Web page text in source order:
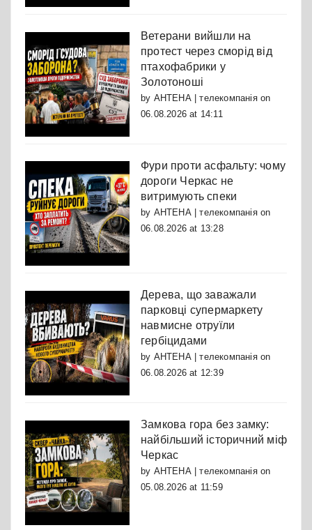
Ветерани вийшли на
протест через сморід від
птахофабрики у
Золотоноші
by АНТЕНА | телекомпаніяon
06.08.2026 at 14:11
Фури проти асфальту: чому
дороги Черкас не
витримують спеки
by АНТЕНА | телекомпаніяon
06.08.2026 at 13:28
Дерева, що заважали
парковці супермаркету
навмисне отруїли
гербіцидами
by АНТЕНА | телекомпаніяon
06.08.2026 at 12:39
Замкова гора без замку:
найбільший історичний міф
Черкас
by АНТЕНА | телекомпаніяon
05.08.2026 at 11:59